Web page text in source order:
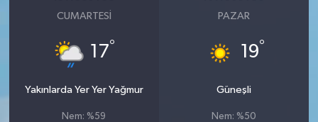
CUMARTESI
17°
Yakınlarda Yer Yer Yağmur
Nem: %59
PAZAR
19°
Güneşli
Nem: %50